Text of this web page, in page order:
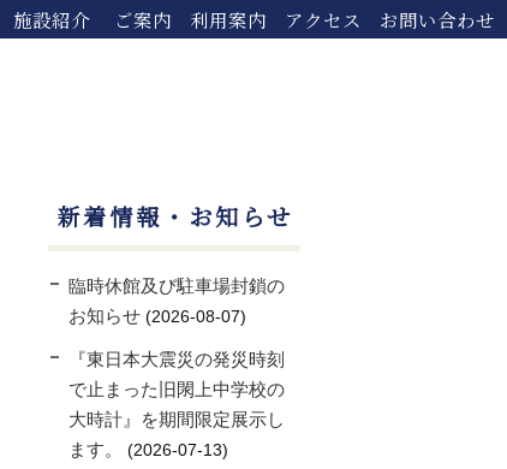
施設紹介 ご案内 利用案内 アクセス お問い合わせ
新着情報・お知らせ
臨時休館及び駐車場封鎖の
お知らせ
2026-08-07
『東日本大震災の発災時刻
で止まった旧閖上中学校の
大時計』を期間限定展示し
ます。
2026-07-13